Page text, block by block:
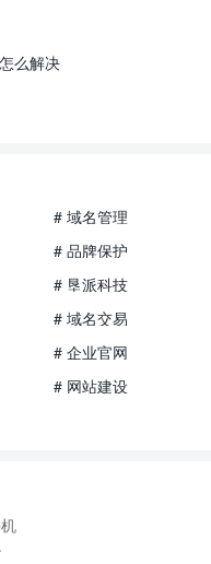
么解决
# 域名管理
# 品牌保护
# 垦派科技
# 域名交易
# 企业官网
# 网站建设